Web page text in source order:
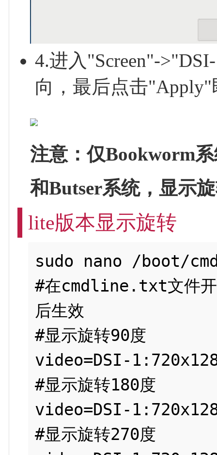
4.进入"Screen"-
向，最后点击
注意：仅Bookworm
和Butser系统，显示
lite版本显示旋转
sudo nano /boot/
#在cmdline.txt文件开
后生效
#显示旋转90度
video=DSI-
#显示旋转180度
video=DSI-
#显示旋转270度